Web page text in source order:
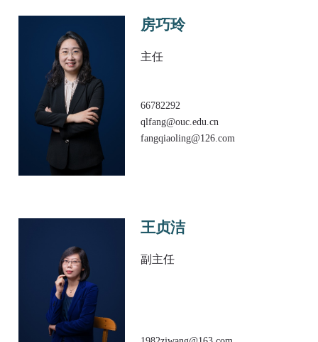
房巧玲
主任
66782292
qlfang@ouc.edu.cn
fangqiaoling@126.com
王贞洁
副主任